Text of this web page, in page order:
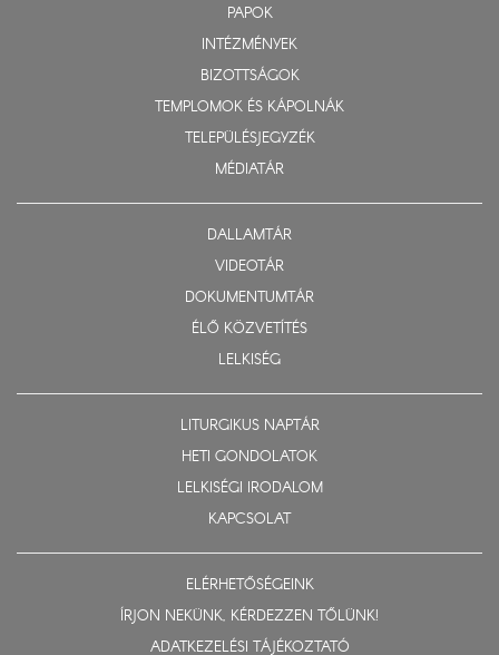
PAPOK
INTÉZMÉNYEK
BIZOTTSÁGOK
TEMPLOMOK ÉS KÁPOLNÁK
TELEPÜLÉSJEGYZÉK
MÉDIATÁR
DALLAMTÁR
VIDEOTÁR
DOKUMENTUMTÁR
ÉLŐ KÖZVETÍTÉS
LELKISÉG
LITURGIKUS NAPTÁR
HETI GONDOLATOK
LELKISÉGI IRODALOM
KAPCSOLAT
ELÉRHETŐSÉGEINK
ÍRJON NEKÜNK, KÉRDEZZEN TŐLÜNK!
ADATKEZELÉSI TÁJÉKOZTATÓ